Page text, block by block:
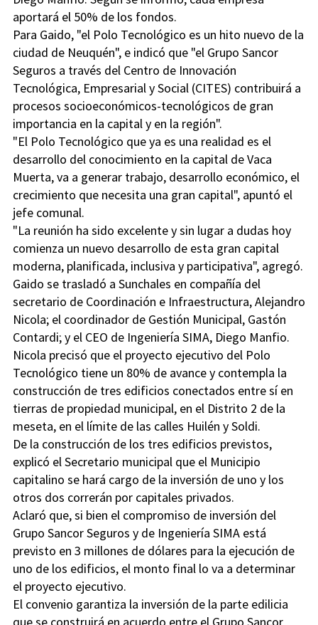
aportará el 50% de los fondos.
Para Gaido, "el Polo Tecnológico es un hito nuevo de la
ciudad de Neuquén", e indicó que "el Grupo Sancor
Seguros a través del Centro de Innovación
Tecnológica, Empresarial y Social (CITES) contribuirá a
procesos socioeconómicos-tecnológicos de gran
importancia en la capital y en la región".
"El Polo Tecnológico que ya es una realidad es el
desarrollo del conocimiento en la capital de Vaca
Muerta, va a generar trabajo, desarrollo económico, el
crecimiento que necesita una gran capital", apuntó el
jefe comunal.
"La reunión ha sido excelente y sin lugar a dudas hoy
comienza un nuevo desarrollo de esta gran capital
moderna, planificada, inclusiva y participativa", agregó.
Gaido se trasladó a Sunchales en compañía del
secretario de Coordinación e Infraestructura, Alejandro
Nicola; el coordinador de Gestión Municipal, Gastón
Contardi; y el CEO de Ingeniería SIMA, Diego Manfio.
Nicola precisó que el proyecto ejecutivo del Polo
Tecnológico tiene un 80% de avance y contempla la
construcción de tres edificios conectados entre sí en
tierras de propiedad municipal, en el Distrito 2 de la
meseta, en el límite de las calles Huilén y Soldi.
De la construcción de los tres edificios previstos,
explicó el Secretario municipal que el Municipio
capitalino se hará cargo de la inversión de uno y los
otros dos correrán por capitales privados.
Aclaró que, si bien el compromiso de inversión del
Grupo Sancor Seguros y de Ingeniería SIMA está
previsto en 3 millones de dólares para la ejecución de
uno de los edificios, el monto final lo va a determinar
el proyecto ejecutivo.
El convenio garantiza la inversión de la parte edilicia
que se construirá en acuerdo entre el Grupo Sancor